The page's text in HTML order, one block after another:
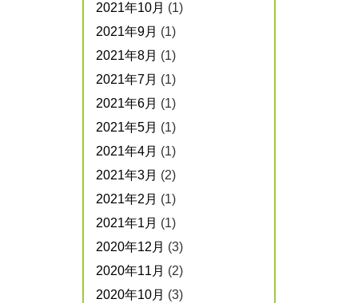
2021年10月 (1)
2021年9月 (1)
2021年8月 (1)
2021年7月 (1)
2021年6月 (1)
2021年5月 (1)
2021年4月 (1)
2021年3月 (2)
2021年2月 (1)
2021年1月 (1)
2020年12月 (3)
2020年11月 (2)
2020年10月 (3)